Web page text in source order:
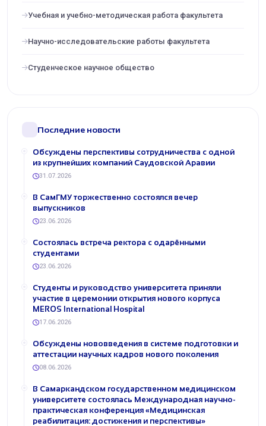
Учебная и учебно-методическая работа факультета
Научно-исследовательские работы факультета
Cтуденческое научное общество
Последние новости
Обсуждены перспективы сотрудничества с одной
из крупнейших компаний Саудовской Аравии
31.07.2026
В СамГМУ торжественно состоялся вечер
выпускников
23.06.2026
Состоялась встреча ректора с одарёнными
студентами
23.06.2026
Студенты и руководство университета приняли
участие в церемонии открытия нового корпуса
MEROS International Hospital
17.06.2026
Обсуждены нововведения в системе подготовки и
аттестации научных кадров нового поколения
08.06.2026
В Самаркандском государственном медицинском
университете состоялась Международная научно-
практическая конференция «Медицинская
реабилитация: достижения и перспективы»